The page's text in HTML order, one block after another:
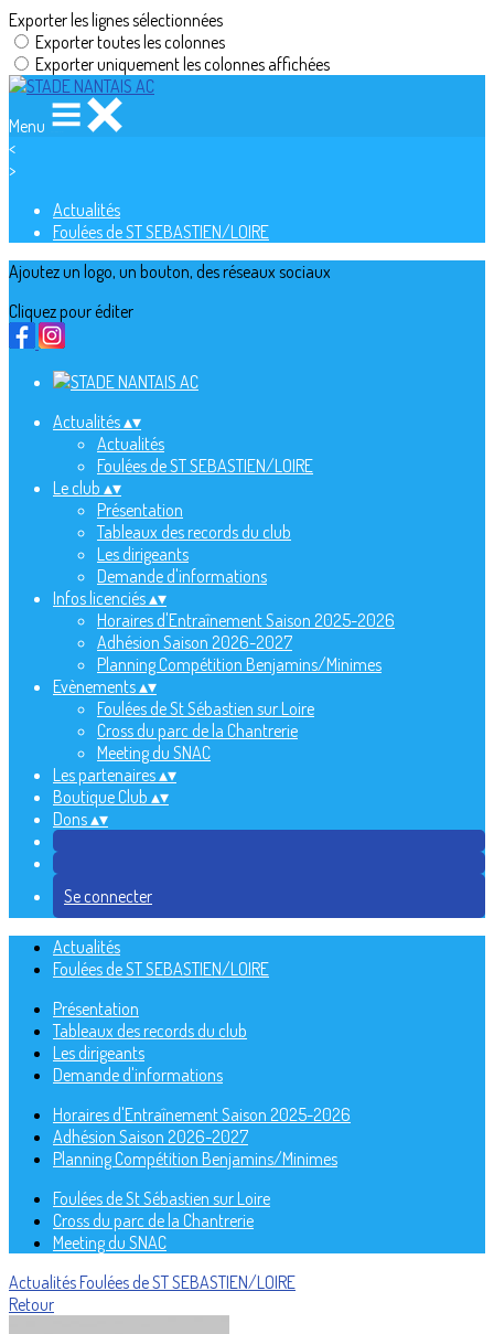
Exporter les lignes sélectionnées
Exporter toutes les colonnes
Exporter uniquement les colonnes affichées
Menu
<
>
Actualités
Foulées de ST SEBASTIEN/LOIRE
Ajoutez un logo, un bouton, des réseaux sociaux
Cliquez pour éditer
Actualités▴▾
Actualités
Foulées de ST SEBASTIEN/LOIRE
Le club ▴▾
Présentation
Tableaux des records du club
Les dirigeants
Demande d'informations
Infos licenciés▴▾
Horaires d'Entraînement Saison 2025-2026
Adhésion Saison 2026-2027
Planning Compétition Benjamins/Minimes
Evènements▴▾
Foulées de St Sébastien sur Loire
Cross du parc de la Chantrerie
Meeting du SNAC
Les partenaires▴▾
Boutique Club ▴▾
Dons▴▾
Se connecter
Actualités
Foulées de ST SEBASTIEN/LOIRE
Présentation
Tableaux des records du club
Les dirigeants
Demande d'informations
Horaires d'Entraînement Saison 2025-2026
Adhésion Saison 2026-2027
Planning Compétition Benjamins/Minimes
Foulées de St Sébastien sur Loire
Cross du parc de la Chantrerie
Meeting du SNAC
ActualitésFoulées de ST SEBASTIEN/LOIRE
Retour